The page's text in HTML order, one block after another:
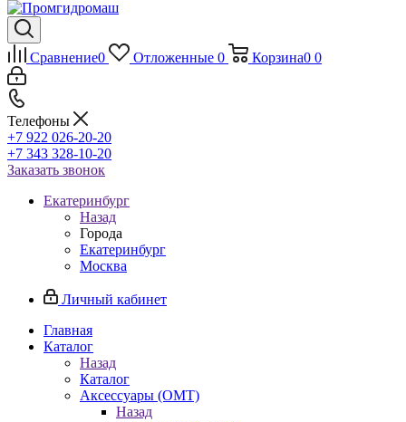
Сравнение0 Отложенные 0 Корзина0 0
Телефоны
+7 922 026-20-20
+7 343 328-10-20
Заказать звонок
Екатеринбург
Назад
Города
Екатеринбург
Москва
Личный кабинет
Главная
Каталог
Назад
Каталог
Аксессуары (OMT)
Назад